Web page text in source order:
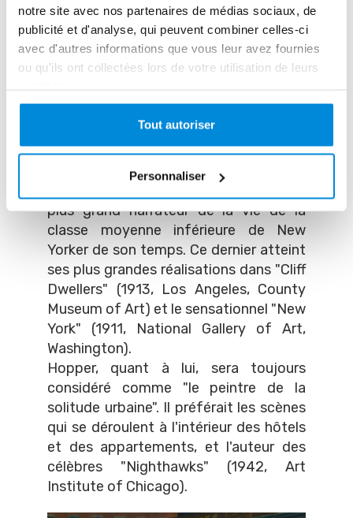
notre site avec nos partenaires de médias sociaux, de
publicité et d'analyse, qui peuvent combiner celles-ci
avec d'autres informations que vous leur avez fournies
ou qu'ils ont collectées lors de votre utilisation de leurs
Tout autoriser
Personnaliser
emblématiques telles que "Snow in
New York" (1902, National Gallery of
Art, Washington), et qui a été suivi par
des artistes importants comme
importants de cette génération sont
George Bellows et Edward Hopper.
Bellows, un peintre talentueux avec une
plus grand narrateur de la vie de la
classe moyenne inférieure de New
Yorker de son temps. Ce dernier atteint
ses plus grandes réalisations dans "Cliff
Dwellers" (1913, Los Angeles, County
Museum of Art) et le sensationnel "New
York" (1911, National Gallery of Art,
Washington).
Hopper, quant à lui, sera toujours
considéré comme "le peintre de la
solitude urbaine". Il préférait les scènes
qui se déroulent à l'intérieur des hôtels
et des appartements, et l'auteur des
célèbres "Nighthawks" (1942, Art
Institute of Chicago).